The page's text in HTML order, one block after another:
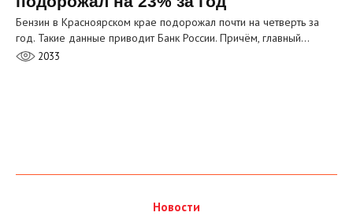
Бензин в Красноярском крае подорожал почти на четверть за
год. Такие данные приводит Банк России. Причём, главный…
2033
Новости